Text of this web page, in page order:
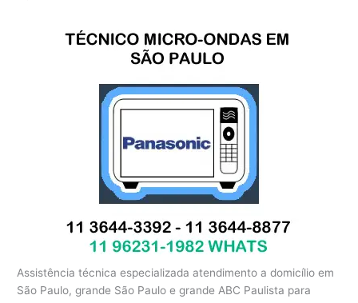
Assistência técnica especializada atendimento a domicílio em
São Paulo, grande São Paulo e grande ABC Paulista para